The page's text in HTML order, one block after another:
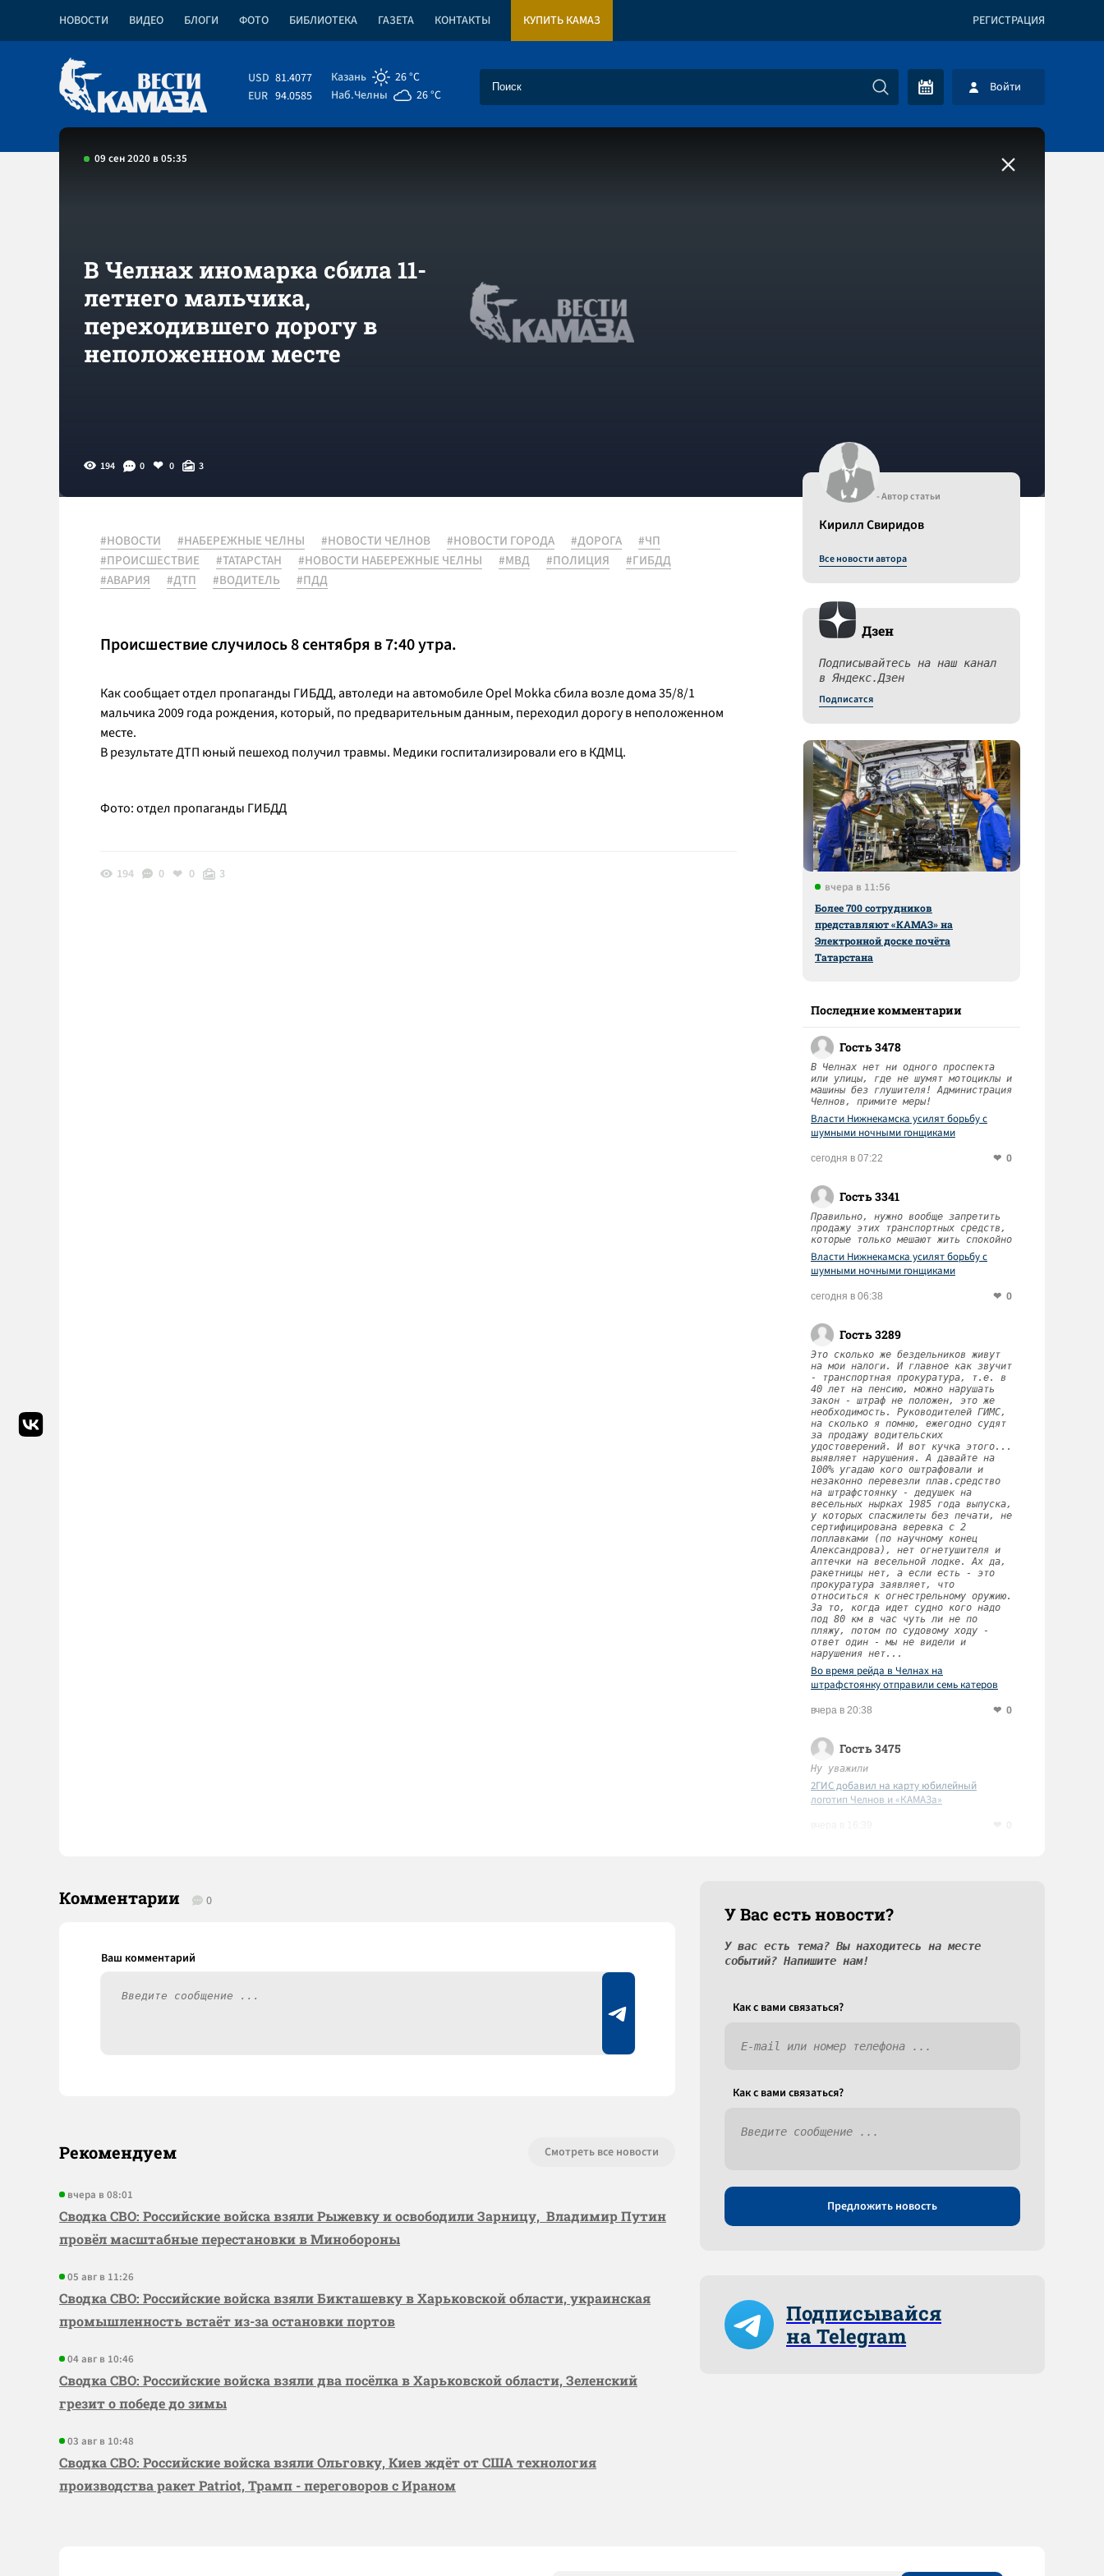
НОВОСТИ ВИДЕО БЛОГИ ФОТО БИБЛИОТЕКА ГАЗЕТА КОНТАКТЫ КУПИТЬ КАМАЗ РЕГИСТРАЦИЯ
USD 81.4077
EUR 94.0585
Казань
26 °C
Наб.Челны
26 °C Войти
09 сен 2020 в 05:35
В Челнах иномарка сбила 11-
летнего мальчика,
переходившего дорогу в
неположенном месте
194 0 0 3
#НОВОСТИ #НАБЕРЕЖНЫЕ ЧЕЛНЫ #НОВОСТИ ЧЕЛНОВ #НОВОСТИ ГОРОДА #ДОРОГА
#ЧП
#ПРОИСШЕСТВИЕ
#ТАТАРСТАН #НОВОСТИ НАБЕРЕЖНЫЕ ЧЕЛНЫ #МВД #ПОЛИЦИЯ
#ГИБДД
#АВАРИЯ
#ДТП #ВОДИТЕЛЬ #ПДД
Происшествие случилось 8 сентября в 7:40 утра.
Как сообщает отдел пропаганды ГИБДД, автоледи на автомобиле Opel Mokka сбила возле дома 35/8/1
мальчика 2009 года рождения, который, по предварительным данным, переходил дорогу в неположенном
месте.
В результате ДТП юный пешеход получил травмы. Медики госпитализировали его в КДМЦ.
Фото: отдел пропаганды ГИБДД
194 0 0 3
- Автор статьи
Кирилл Свиридов
Все новости автора
Дзен
Подписывайтесь на наш канал
в Яндекс.Дзен
Подписатся
вчера в 11:56
Более 700 сотрудников
представляют «КАМАЗ» на
Электронной доске почёта
Татарстана
Последние комментарии
Гость 3478
В Челнах нет ни одного проспекта
или улицы, где не шумят мотоциклы и
машины без глушителя! Администрация
Челнов, примите меры!
Власти Нижнекамска усилят борьбу с
шумными ночными гонщиками
сегодня в 07:22 0
Гость 3341
Правильно, нужно вообще запретить
продажу этих транспортных средств,
которые только мешают жить спокойно
Власти Нижнекамска усилят борьбу с
шумными ночными гонщиками
сегодня в 06:38 0
Гость 3289
Это сколько же бездельников живут
на мои налоги. И главное как звучит
- транспортная прокуратура, т.е. в
40 лет на пенсию, можно нарушать
закон - штраф не положен, это же
необходимость. Руководителей ГИМС,
на сколько я помню, ежегодно судят
за продажу водительских
удостоверений. И вот кучка этого...
выявляет нарушения. А давайте на
100% угадаю кого оштрафовали и
незаконно перевезли плав.средство
на штрафстоянку - дедушек на
весельных нырках 1985 года выпуска,
у которых спасжилеты без печати, не
сертифицирована веревка с 2
поплавками (по научному конец
Александрова), нет огнетушителя и
аптечки на весельной лодке. Ах да,
ракетницы нет, а если есть - это
прокуратура заявляет, что
относиться к огнестрельному оружию.
За то, когда идет судно кого надо
под 80 км в час чуть ли не по
пляжу, потом по судовому ходу -
ответ один - мы не видели и
нарушения нет...
Во время рейда в Челнах на
штрафстоянку отправили семь катеров
вчера в 20:38 0
Гость 3475
Ну уважили
2ГИС добавил на карту юбилейный
логотип Челнов и «КАМАЗа»
Комментарии 0
Рекомендуем Смотреть все новости
вчера в 08:01
Сводка СВО: Российские войска взяли Рыжевку и освободили Зарницу, Владимир Путин
провёл масштабные перестановки в Минобороны
05 авг в 11:26
Сводка СВО: Российские войска взяли Бикташевку в Харьковской области, украинская
промышленность встаёт из-за остановки портов
04 авг в 10:46
Сводка СВО: Российские войска взяли два посёлка в Харьковской области, Зеленский
грезит о победе до зимы
03 авг в 10:48
Сводка СВО: Российские войска взяли Ольговку, Киев ждёт от США технология
производства ракет Patriot, Трамп - переговоров с Ираном
У Вас есть новости?
У вас есть тема? Вы находитесь на месте
событий? Напишите нам!
Как c вами связаться?
Как c вами связаться?
Предложить новость
Подписывайся
на Telegram